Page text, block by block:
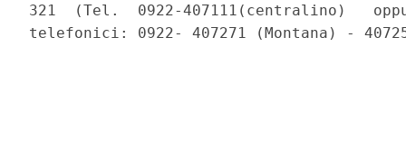
321  (Tel.  0922-407111(centralino)
telefonici: 0922- 407271 (Montana) -